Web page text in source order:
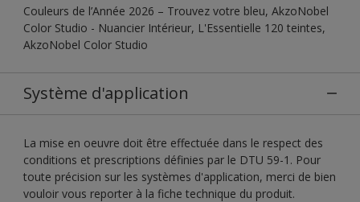
Couleurs de l’Année 2026 – Trouvez votre bleu, AkzoNobel
Color Studio - Nuancier Intérieur, L'Essentielle 120 teintes,
AkzoNobel Color Studio
Système d'application
La mise en oeuvre doit être effectuée dans le respect des
conditions et prescriptions définies par le DTU 59-1. Pour
toute précision sur les systèmes d'application, merci de bien
vouloir vous reporter à la fiche technique du produit.